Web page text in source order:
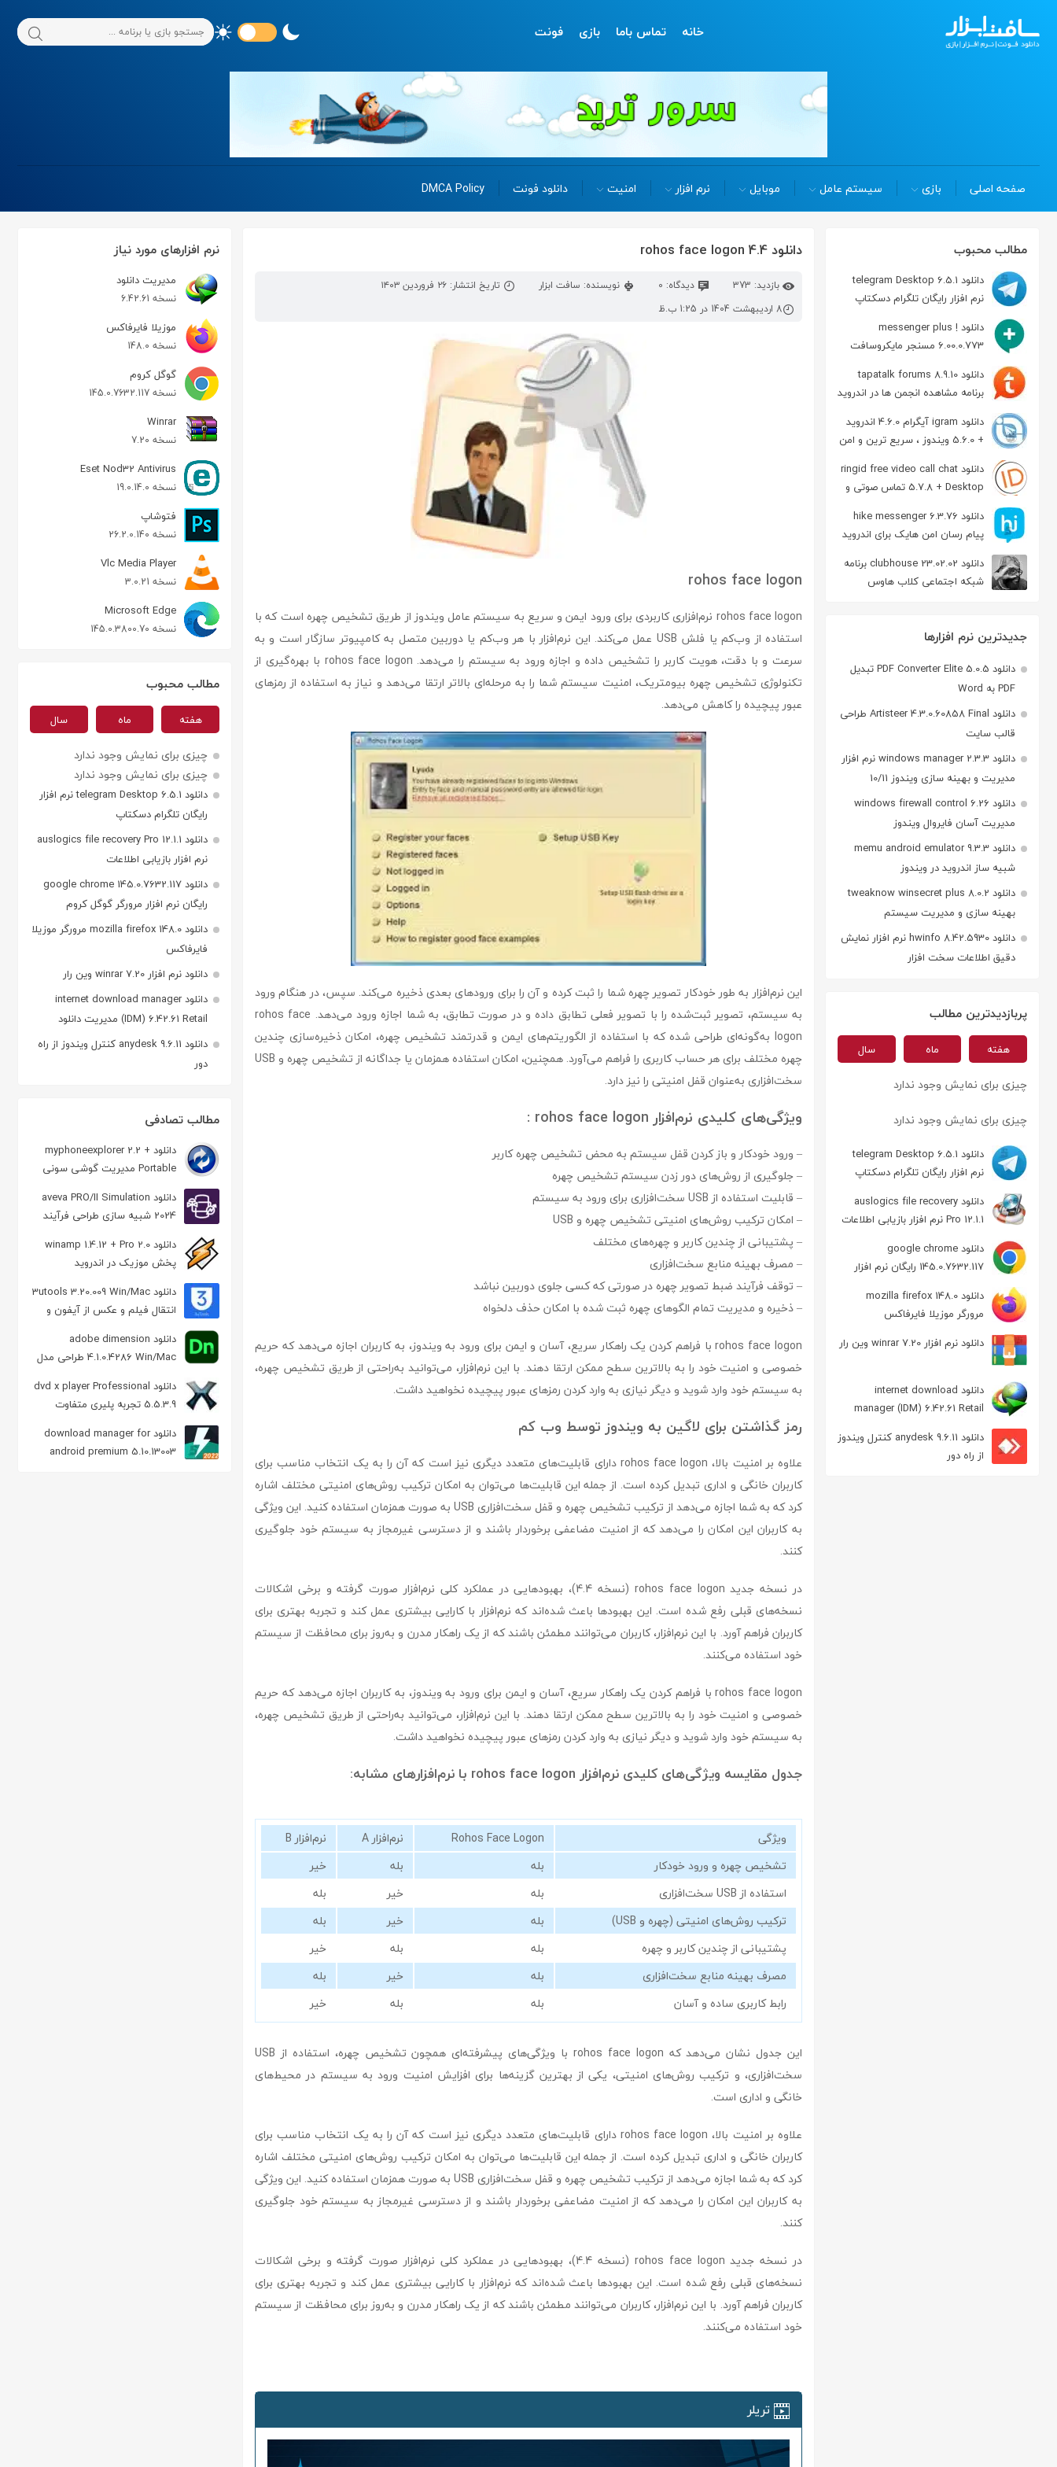
خانه تماس باما بازی فونت
صفحه اصلی بازی سیستم عامل موبایل نرم افزار امنیت دانلود فونت DMCA Policy
مطالب محبوب
دانلود telegram Desktop 6.5.1
نرم افزار رایگان تلگرام دسکتاپ
دانلود messenger plus !
6.00.0.773 مسنجر مایکروسافت
دانلود tapatalk forums 8.9.10
برنامه مشاهده انجمن ها در اندروید
دانلود igram آیگرام 4.6.0 اندروید
+ 5.6.0 ویندوز ، سریع ترین و امن
ترین نسخه تلگرام
دانلود ringid free video call chat
5.7.8 + Desktop تماس صوتی و
تصویری در اندروید
دانلود hike messenger 6.3.76
پیام‌ رسان‌ امن هایک برای اندروید
دانلود clubhouse 23.02.02 برنامه
شبکه اجتماعی کلاب هاوس
جدیدترین نرم افزارها
دانلود PDF Converter Elite 5.0.5 تبدیل
PDF به Word
دانلود Artisteer 4.3.0.60858 Final طراحی
قالب سایت
دانلود windows manager 2.3.3 نرم افزار
مدیریت و بهینه سازی ویندوز 10/11
دانلود windows firewall control 6.26
مدیریت آسان فایروال ویندوز
دانلود memu android emulator 9.3.3
شبیه ساز اندروید در ویندوز
دانلود tweaknow winsecret plus 8.0.2
بهینه سازی و مدیریت سیستم
دانلود hwinfo 8.42.5930 نرم افزار نمایش
دقیق اطلاعات سخت افزار
پربازدیدترین مطالب
هفته ماه سال
چیزی برای نمایش وجود ندارد
چیزی برای نمایش وجود ندارد
دانلود telegram Desktop 6.5.1
نرم افزار رایگان تلگرام دسکتاپ
دانلود auslogics file recovery
Pro 12.1.1 نرم افزار بازیابی اطلاعات
دانلود google chrome
145.0.7632.117 رایگان نرم افزار
مرورگر گوگل کروم
دانلود mozilla firefox 148.0
مرورگر موزیلا فایرفاکس
دانلود نرم افزار winrar 7.20 وین رار
دانلود internet download
manager (IDM) 6.42.61 Retail
مدیریت دانلود
دانلود anydesk 9.6.11 کنترل ویندوز
از راه دور
دانلود rohos face logon 4.4
بازدید: 373 دیدگاه: 0 نویسنده: سافت ابزار
تاریخ انتشار: ۲۶ فروردین ۱۴۰۳
8 اردیبهشت 1404 در 1:25 ب.ظ
rohos face logon
rohos face logon نرم‌افزاری کاربردی برای ورود ایمن و سریع به سیستم عامل ویندوز از طریق تشخیص چهره است که با
استفاده از وب‌کم یا فلش USB عمل می‌کند. این نرم‌افزار با هر وب‌کم یا دوربین متصل به کامپیوتر سازگار است و به
سرعت و با دقت، هویت کاربر را تشخیص داده و اجازه ورود به سیستم را می‌دهد. rohos face logon با بهره‌گیری از
تکنولوژی تشخیص چهره بیومتریک، امنیت سیستم شما را به مرحله‌ای بالاتر ارتقا می‌دهد و نیاز به استفاده از رمزهای
عبور پیچیده را کاهش می‌دهد.
این نرم‌افزار به طور خودکار تصویر چهره شما را ثبت کرده و آن را برای ورودهای بعدی ذخیره می‌کند. سپس، در هنگام ورود
به سیستم، تصویر ثبت‌شده را با تصویر فعلی تطابق داده و در صورت تطابق، به شما اجازه ورود می‌دهد. rohos face
logon به‌گونه‌ای طراحی شده که با استفاده از الگوریتم‌های ایمن و قدرتمند تشخیص چهره، امکان ذخیره‌سازی چندین
چهره مختلف برای هر حساب کاربری را فراهم می‌آورد. همچنین، امکان استفاده همزمان یا جداگانه از تشخیص چهره و USB
سخت‌افزاری به‌عنوان قفل امنیتی را نیز دارد.
ویژگی‌های کلیدی نرم‌افزار rohos face logon :
– ورود خودکار و باز کردن قفل سیستم به محض تشخیص چهره کاربر
– جلوگیری از روش‌های دور زدن سیستم تشخیص چهره
– قابلیت استفاده از USB سخت‌افزاری برای ورود به سیستم
– امکان ترکیب روش‌های امنیتی تشخیص چهره و USB
– پشتیبانی از چندین کاربر و چهره‌های مختلف
– مصرف بهینه منابع سخت‌افزاری
– توقف فرآیند ضبط تصویر چهره در صورتی که کسی جلوی دوربین نباشد
– ذخیره و مدیریت تمام الگوهای چهره ثبت شده با امکان حذف دلخواه
rohos face logon با فراهم کردن یک راهکار سریع، آسان و ایمن برای ورود به ویندوز، به کاربران اجازه می‌دهد که حریم
خصوصی و امنیت خود را به بالاترین سطح ممکن ارتقا دهند. با این نرم‌افزار، می‌توانید به‌راحتی از طریق تشخیص چهره،
به سیستم خود وارد شوید و دیگر نیازی به وارد کردن رمزهای عبور پیچیده نخواهید داشت.
رمز گذاشتن برای لاگین به ویندوز توسط وب کم
علاوه بر امنیت بالا، rohos face logon دارای قابلیت‌های متعدد دیگری نیز است که آن را به یک انتخاب مناسب برای
کاربران خانگی و اداری تبدیل کرده است. از جمله این قابلیت‌ها می‌توان به امکان ترکیب روش‌های امنیتی مختلف اشاره
کرد که به شما اجازه می‌دهد از ترکیب تشخیص چهره و قفل سخت‌افزاری USB به صورت همزمان استفاده کنید. این ویژگی
به کاربران این امکان را می‌دهد که از امنیت مضاعفی برخوردار باشند و از دسترسی غیرمجاز به سیستم خود جلوگیری
کنند.
در نسخه جدید rohos face logon (نسخه 4.4)، بهبودهایی در عملکرد کلی نرم‌افزار صورت گرفته و برخی اشکالات
نسخه‌های قبلی رفع شده است. این بهبودها باعث شده‌اند که نرم‌افزار با کارایی بیشتری عمل کند و تجربه بهتری برای
کاربران فراهم آورد. با این نرم‌افزار، کاربران می‌توانند مطمئن باشند که از یک راهکار مدرن و به‌روز برای محافظت از سیستم
خود استفاده می‌کنند.
rohos face logon با فراهم کردن یک راهکار سریع، آسان و ایمن برای ورود به ویندوز، به کاربران اجازه می‌دهد که حریم
خصوصی و امنیت خود را به بالاترین سطح ممکن ارتقا دهند. با این نرم‌افزار، می‌توانید به‌راحتی از طریق تشخیص چهره،
به سیستم خود وارد شوید و دیگر نیازی به وارد کردن رمزهای عبور پیچیده نخواهید داشت.
جدول مقایسه ویژگی‌های کلیدی نرم‌افزار rohos face logon با نرم‌افزارهای مشابه:
ویژگی Rohos Face Logon نرم‌افزار A
نرم‌افزار B
تشخیص چهره و ورود خودکار
بله بله
خیر
استفاده از USB سخت‌افزاری
بله خیر
بله
ترکیب روش‌های امنیتی (چهره و USB)
بله خیر
بله
پشتیبانی از چندین کاربر و چهره
بله بله
خیر
مصرف بهینه منابع سخت‌افزاری
بله خیر
بله
رابط کاربری ساده و آسان
بله بله خیر
این جدول نشان می‌دهد که rohos face logon با ویژگی‌های پیشرفته‌ای همچون تشخیص چهره، استفاده از USB
سخت‌افزاری، و ترکیب روش‌های امنیتی، یکی از بهترین گزینه‌ها برای افزایش امنیت ورود به سیستم در محیط‌های
خانگی و اداری است.
علاوه بر امنیت بالا، rohos face logon دارای قابلیت‌های متعدد دیگری نیز است که آن را به یک انتخاب مناسب برای
کاربران خانگی و اداری تبدیل کرده است. از جمله این قابلیت‌ها می‌توان به امکان ترکیب روش‌های امنیتی مختلف اشاره
کرد که به شما اجازه می‌دهد از ترکیب تشخیص چهره و قفل سخت‌افزاری USB به صورت همزمان استفاده کنید. این ویژگی
به کاربران این امکان را می‌دهد که از امنیت مضاعفی برخوردار باشند و از دسترسی غیرمجاز به سیستم خود جلوگیری
کنند.
در نسخه جدید rohos face logon (نسخه 4.4)، بهبودهایی در عملکرد کلی نرم‌افزار صورت گرفته و برخی اشکالات
نسخه‌های قبلی رفع شده است. این بهبودها باعث شده‌اند که نرم‌افزار با کارایی بیشتری عمل کند و تجربه بهتری برای
کاربران فراهم آورد. با این نرم‌افزار، کاربران می‌توانند مطمئن باشند که از یک راهکار مدرن و به‌روز برای محافظت از سیستم
خود استفاده می‌کنند.
تریلر
نرم افزارهای مورد نیاز
مدیریت دانلود
نسخه 6.42.61
موزیلا فایرفاکس
نسخه 148.0
گوگل کروم
نسخه 145.0.7632.117
Winrar
نسخه 7.20
Eset Nod32 Antivirus
نسخه 19.0.14.0
فتوشاپ
نسخه 26.2.0.140
Vlc Media Player
نسخه 3.0.21
Microsoft Edge
نسخه 145.0.3800.70
مطالب محبوب
هفته ماه سال
چیزی برای نمایش وجود ندارد
چیزی برای نمایش وجود ندارد
دانلود telegram Desktop 6.5.1 نرم افزار
رایگان تلگرام دسکتاپ
دانلود auslogics file recovery Pro 12.1.1
نرم افزار بازیابی اطلاعات
دانلود google chrome 145.0.7632.117
رایگان نرم افزار مرورگر گوگل کروم
دانلود mozilla firefox 148.0 مرورگر موزیلا
فایرفاکس
دانلود نرم افزار winrar 7.20 وین رار
دانلود internet download manager
(IDM) 6.42.61 Retail مدیریت دانلود
دانلود anydesk 9.6.11 کنترل ویندوز از راه
دور
مطالب تصادفی
دانلود myphoneexplorer 2.2 +
Portable مدیریت گوشی سونی
اریکسون
دانلود aveva PRO/II Simulation
2024 شبیه سازی طراحی فرآیند
عملیاتی
دانلود winamp 1.4.12 + Pro 2.0
پخش موزیک در اندروید
دانلود 3utools 3.20.009 Win/Mac
انتقال فیلم و عکس از آیفون و
بالعکس
دانلود adobe dimension
4.1.0.4286 Win/Mac طراحی مدل
دانلود dvd x player Professional
5.5.3.9 تجربه پلیری متفاوت
دانلود download manager for
android premium 5.10.13003